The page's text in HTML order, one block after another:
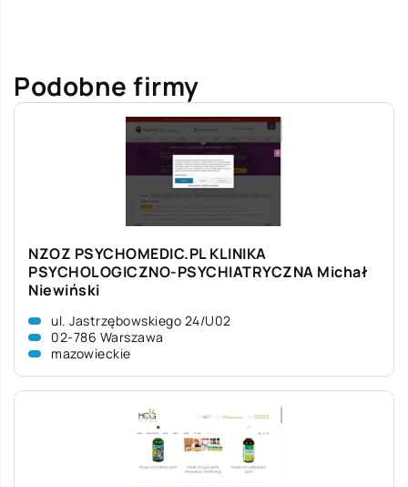
Podobne firmy
NZOZ PSYCHOMEDIC.PL KLINIKA
PSYCHOLOGICZNO-PSYCHIATRYCZNA Michał
Niewiński
ul. Jastrzębowskiego 24/U02
02-786 Warszawa
mazowieckie